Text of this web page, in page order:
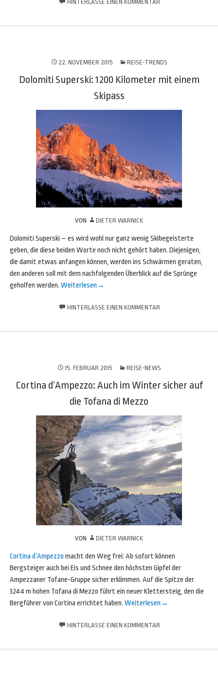
HINTERLASSE EINEN KOMMENTAR
22. NOVEMBER 2015 REISE-TRENDS
Dolomiti Superski: 1200 Kilometer mit einem
Skipass
VON DIETER WARNICK
Dolomiti Superski – es wird wohl nur ganz wenig Skibegeisterte
geben, die diese beiden Worte noch nicht gehört haben. Diejenigen,
die damit etwas anfangen können, werden ins Schwärmen geraten,
den anderen soll mit dem nachfolgenden Überblick auf die Sprünge
geholfen werden. Weiterlesen →
HINTERLASSE EINEN KOMMENTAR
15. FEBRUAR 2015 REISE-NEWS
Cortina d’Ampezzo: Auch im Winter sicher auf
die Tofana di Mezzo
VON DIETER WARNICK
Cortina d’Ampezzo macht den Weg frei: Ab sofort können
Bergsteiger auch bei Eis und Schnee den höchsten Gipfel der
Ampezzaner Tofane-Gruppe sicher erklimmen. Auf die Spitze der
3244 m hohen Tofana di Mezzo führt ein neuer Klettersteig, den die
Bergführer von Cortina errichtet haben. Weiterlesen →
HINTERLASSE EINEN KOMMENTAR